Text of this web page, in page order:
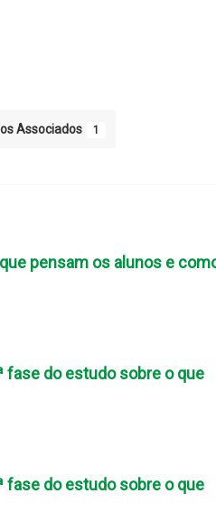
Associados 1
pensam os alunos e
fase do estudo sobre o que
fase do estudo sobre o que